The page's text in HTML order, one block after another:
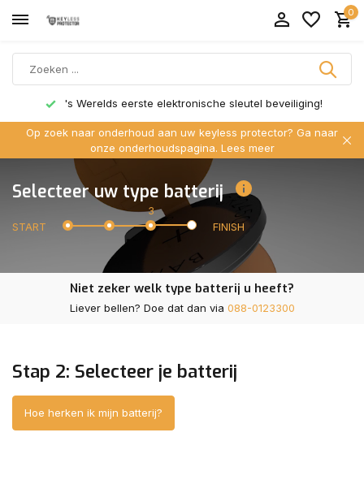
0
Geschikt voor elke auto met keyless!
Op zoek naar onderhoud aan uw keyless protector? Ga naar
onze onderhoudspagina. Lees meer
Selecteer uw type batterij
START
3
FINISH
Niet zeker welk type batterij u heeft?
Liever bellen? Doe dat dan via 088-0123300
Stap 2: Selecteer je batterij
Hoe herken ik mijn batterij?